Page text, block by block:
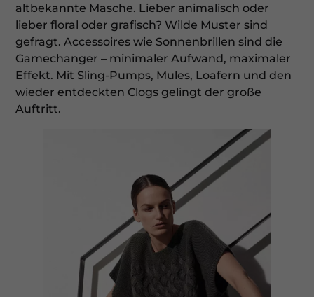
altbekannte Masche. Lieber animalisch oder
lieber floral oder grafisch? Wilde Muster sind
gefragt. Accessoires wie Sonnenbrillen sind die
Gamechanger – minimaler Aufwand, maximaler
Effekt. Mit Sling-Pumps, Mules, Loafern und den
wieder entdeckten Clogs gelingt der große
Auftritt.